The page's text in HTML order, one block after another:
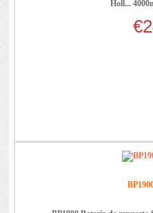
Holl...